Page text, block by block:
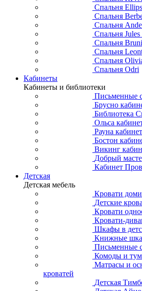
Спальня
Спальня
Спальня
Спальня Jules
Спальня Bruni
Спальня
Спальня
Спальня Odri
Кабинеты
Кабинеты и библиотеки
Письменные
Брусно
Библиотека
Ольса
Рауна кабинет
Бостон
Викинг
Добрый
Кабинет
Детская
Детская мебель
Кровати
Детские
Кровати
Кровати-
Шкафы в
Книжные
Письменные
Комоды и
Матрасы и
кроватей
Детская